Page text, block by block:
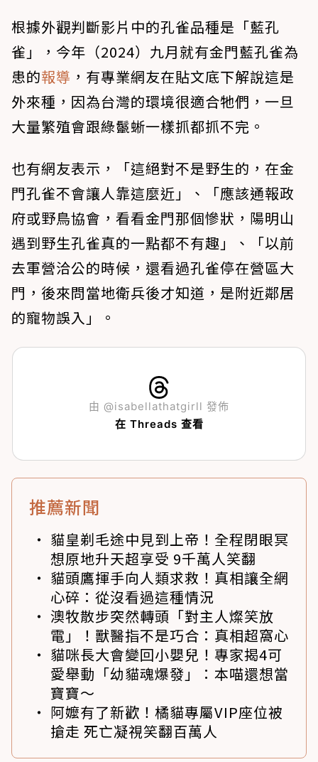
根據外觀判斷影片中的孔雀品種是「藍孔
雀」，今年（2024）九月就有金門藍孔雀為
患的報導 ，有專業網友在貼文底下解說這是
外來種，因為台灣的環境很適合牠們，一旦
大量繁殖會跟綠鬣蜥一樣抓都抓不完。
也有網友表示，「這絕對不是野生的，在金
門孔雀不會讓人靠這麼近」、「應該通報政
府或野鳥協會，看看金門那個慘狀，陽明山
遇到野生孔雀真的一點都不有趣」、「以前
去軍營洽公的時候，還看過孔雀停在營區大
門，後來問當地衛兵後才知道，是附近鄰居
的寵物誤入」。
由 @isabellathatgirll 發佈
在 Threads 查看
推薦新聞
貓皇剃毛途中見到上帝！全程閉眼冥
想原地升天超享受 9千萬人笑翻
貓頭鷹揮手向人類求救！真相讓全網
心碎：從沒看過這種情況
澳牧散步突然轉頭「對主人燦笑放
電」！獸醫指不是巧合：真相超窩心
貓咪長大會變回小嬰兒！專家揭4可
愛舉動「幼貓魂爆發」：本喵還想當
寶寶～
阿嬤有了新歡！橘貓專屬VIP座位被
搶走 死亡凝視笑翻百萬人